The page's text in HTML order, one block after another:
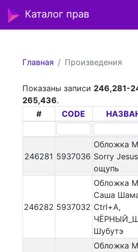
Каталог прав
Главная Произведения
Показаны записи 246,281-
265,436.
#
CODE
246281 5937036
Обложка
Sorry
ощупь
246282 5937032
Обложка
Саша
Ctrl+A,
Шубутэ
Обложка